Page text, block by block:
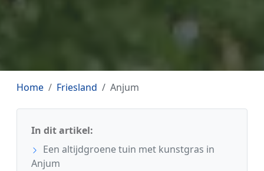
Home Friesland Anjum
In dit artikel:
Een altijdgroene tuin met kunstgras in
Anjum